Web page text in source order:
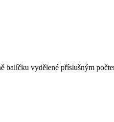
balíčku vydělené příslušným